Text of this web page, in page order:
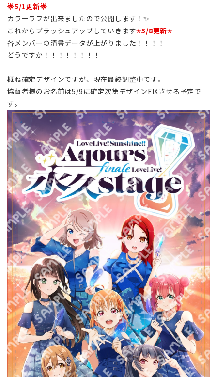
🌟5/1更新🌟
カラーラフが出来ましたので公開します！✨
これからブラッシュアップしていきます⭐️5/8更新⭐️
各メンバーの清書データが上がりました！！！！
どうですか！！！！！！！！
概ね確定デザインですが、現在最終調整中です。
協賛者様のお名前は5/9に確定次第デザインFIXさせる予定で
す。